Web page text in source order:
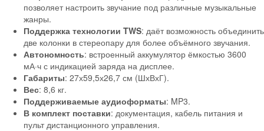
позволяет настроить звучание под различные музыкальные
жанры.
Поддержка технологии TWS: даёт возможность объединить
две колонки в стереопару для более объёмного звучания.
Автономность: встроенный аккумулятор ёмкостью 3600
мА·ч с индикацией заряда на дисплее.
Габариты: 27х59,5х26,7 см (ШхВхГ).
Вес: 8,6 кг.
Поддерживаемые аудиоформаты: MP3.
В комплект поставки: документация, кабель питания и
пульт дистанционного управления.